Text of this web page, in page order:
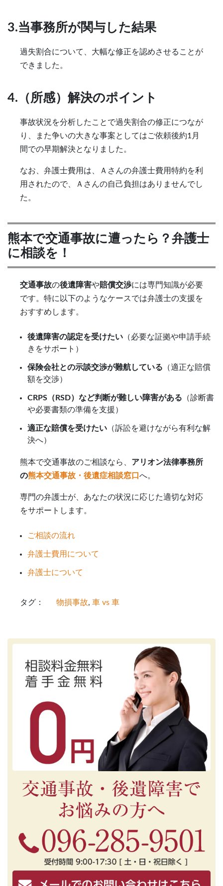
3.当事務所が関与した結果
過失割合について、大幅な修正を認めさせることが
できました。
4.（所感）解決のポイント
事故状況を分析したことで過失割合の修正につなが
り、また争いの大きな事案としてはご依頼後約1月
間での早期解決となりました。
なお、弁護士費用は、Ａさんの弁護士費用特約を利
用されたので、Ａさんの自己負担はありませんでし
た。
熊本で交通事故に遭ったら？弁護士
に相談を！
交通事故の後遺障害や賠償交渉には専門知識が必要
です。特に以下のようなケースでは弁護士の支援を
おすすめします。
後遺障害の認定を受けたい （必要な証拠や申請手続
きをサポート）
保険会社との示談交渉が難航している （適正な賠償
額を交渉）
CRPS（RSD）など判断が難しい障害がある （診断書
や必要書類の準備を支援）
適正な賠償を受けたい （訴訟を避けながら有利な解
決へ）
熊本で交通事故のご相談なら、 アリオン法律事務所
の熊本交通事故・後遺症相談窓口 へ。
専門の弁護士が、あなたの状況に応じた適切な対応
をサポートします。
ご相談の流れ
弁護士費用について
弁護士について
タグ： 物損事故, 車 vs 車